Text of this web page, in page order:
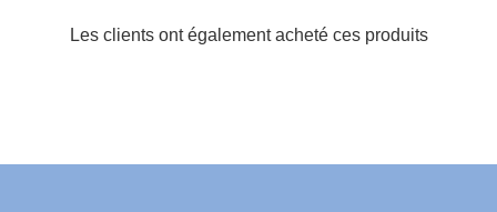
Les clients ont également acheté ces produits